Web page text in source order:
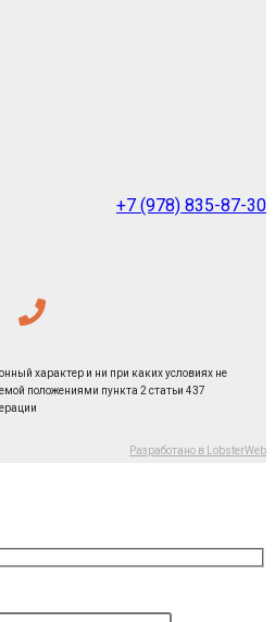
+7 (978) 835-87-30
характер и ни при каких условиях не
положениями пункта 2 статьи 437
Разработано в LobsterWeb